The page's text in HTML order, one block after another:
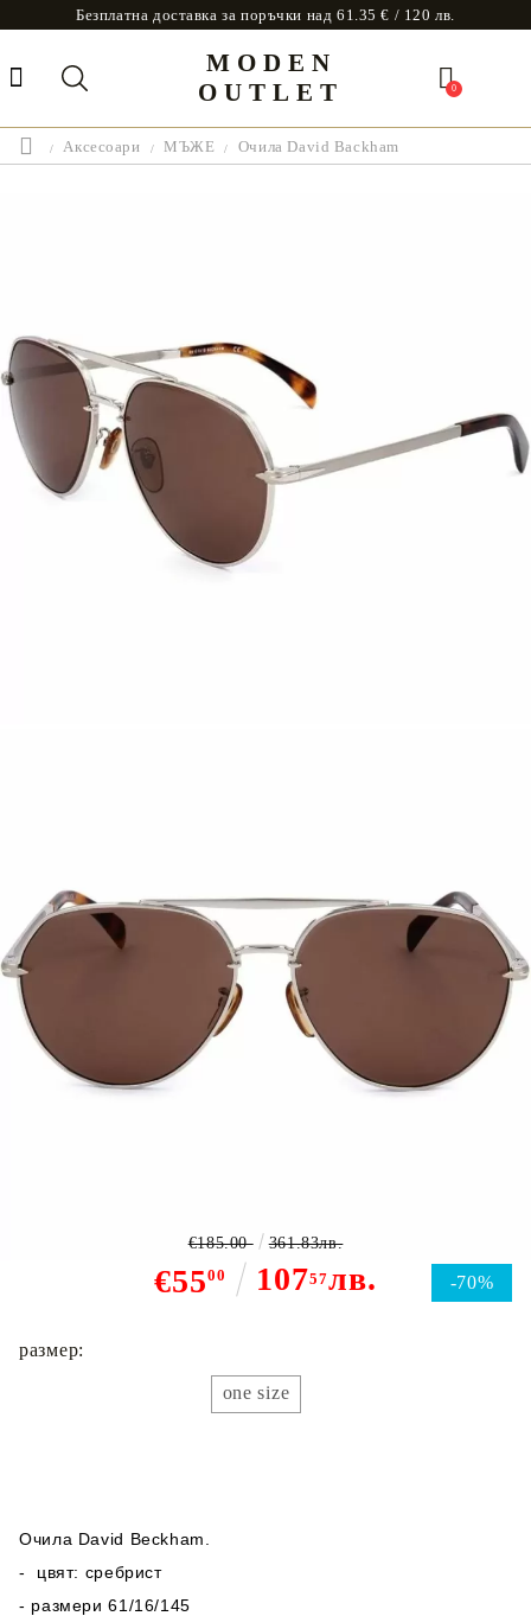
Безплатна доставка за поръчки над 61.35 € / 120 лв.
MODEN
OUTLET
0
Аксесоари МЪЖЕ Очила David Backham
-70%
€5500 10757лв.
€185.00 361.83лв.
Очила David Beckham.
- цвят: сребрист
- размери 61/16/145
размер:
one size